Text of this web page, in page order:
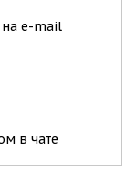
на e-mail
в чате